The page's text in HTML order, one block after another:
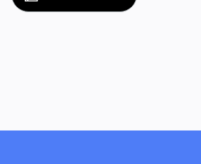
nombre de la solución